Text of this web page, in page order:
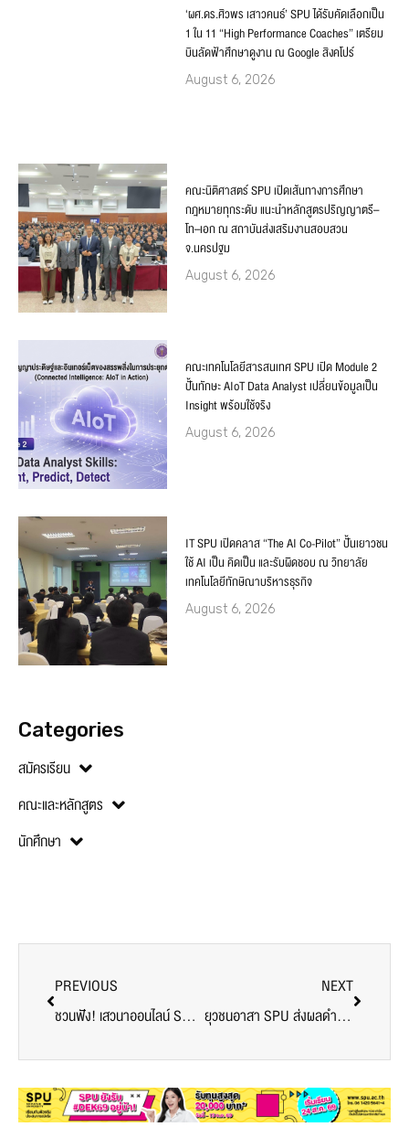
‘ผศ.ดร.ศิวพร เสาวคนธ์’ SPU ได้รับคัดเลือกเป็น
1 ใน 11 “High Performance Coaches” เตรียม
บินลัดฟ้าศึกษาดูงาน ณ Google สิงคโปร์
August 6, 2026
คณะนิติศาสตร์ SPU เปิดเส้นทางการศึกษา
กฎหมายทุกระดับ แนะนำหลักสูตรปริญญาตรี–
โท–เอก ณ สถาบันส่งเสริมงานสอบสวน
จ.นครปฐม
August 6, 2026
คณะเทคโนโลยีสารสนเทศ SPU เปิด Module 2
ปั้นทักษะ AIoT Data Analyst เปลี่ยนข้อมูลเป็น
Insight พร้อมใช้จริง
August 6, 2026
IT SPU เปิดคลาส “The AI Co-Pilot” ปั้นเยาวชน
ใช้ AI เป็น คิดเป็น และรับผิดชอบ ณ วิทยาลัย
เทคโนโลยีทักษิณาบริหารธุรกิจ
August 6, 2026
Categories
สมัครเรียน
คณะและหลักสูตร
นักศึกษา
PREVIOUS
ชวนฟัง! เสวนาออนไลน์ SPU SUPPLY CHAIN ROUND TABLE# 47 “ลีนในยุคดิจิตอล EP0”
NEXT
ยุวชนอาสา SPU ส่งผลดำเนินงานโครงการฯต่อสำนักงานเขตหลักสี่